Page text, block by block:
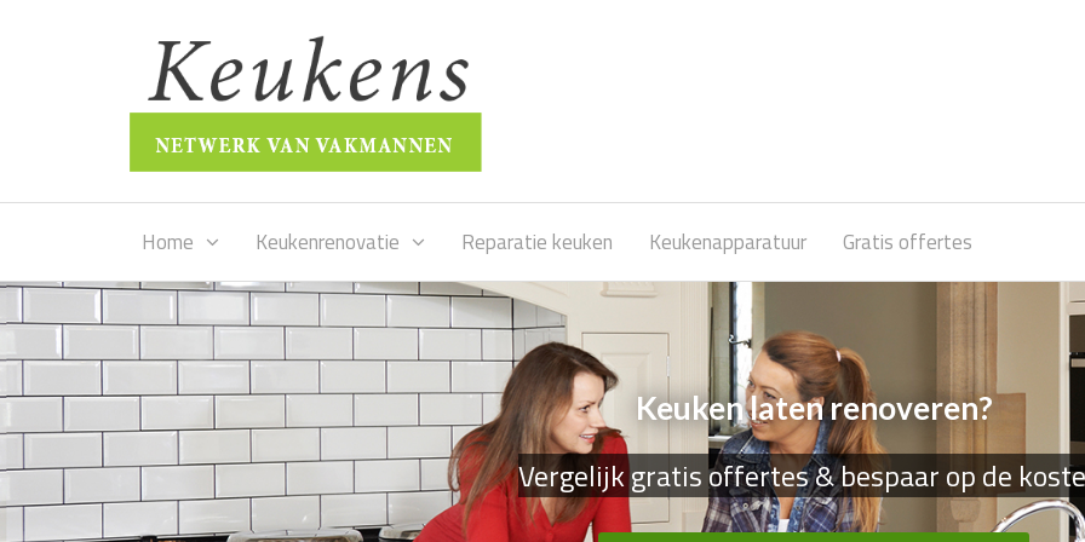
Home Keukenrenovatie Reparatie keuken Keukenapparatuur Gratis offertes
Keuken laten renoveren?
Vergelijk gratis offertes & bespaar op de